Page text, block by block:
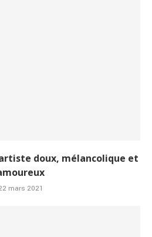
doux, mélancolique et
mars 2021